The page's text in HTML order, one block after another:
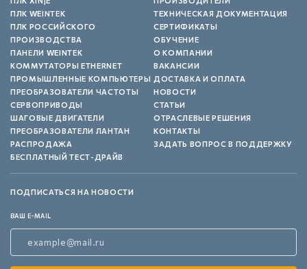
ПЛК WEINTEK
ПЛК РОССИЙСКОГО
ПРОИЗВОДСТВА
ПАНЕЛИ WEINTEK
КОММУТАТОРЫ ETHERNET
ПРОМЫШЛЕННЫЕ КОМПЬЮТЕРЫ
ПРЕОБРАЗОВАТЕЛИ ЧАСТОТЫ
СЕРВОПРИВОДЫ
ШАГОВЫЕ ДВИГАТЕЛИ
ПРЕОБРАЗОВАТЕЛИ ЛАНТАН
РАСПРОДАЖА
БЕСПЛАТНЫЙ ТЕСТ-ДРАЙВ
ТЕХНИЧЕСКАЯ ДОКУМЕНТАЦИЯ
СЕРТИФИКАТЫ
ОБУЧЕНИЕ
О КОМПАНИИ
ВАКАНСИИ
ДОСТАВКА И ОПЛАТА
НОВОСТИ
СТАТЬИ
ОТРАСЛЕВЫЕ РЕШЕНИЯ
КОНТАКТЫ
ЗАДАТЬ ВОПРОС В ПОДДЕРЖКУ
ПОДПИСАТЬСЯ НА НОВОСТИ
ВАШ E-MAIL